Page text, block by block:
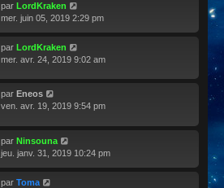
par LordKraken
mer. juin 05, 2019 2:29 pm
par LordKraken
mer. avr. 24, 2019 9:02 am
par Eneos
ven. avr. 19, 2019 9:54 pm
par Ninsouna
jeu. janv. 31, 2019 10:24 pm
par Toma